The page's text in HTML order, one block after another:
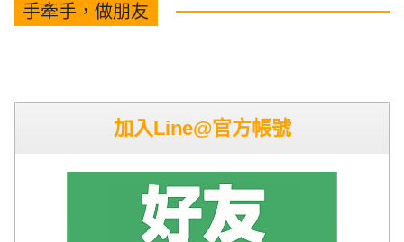
手牽手，做朋友
加入Line@官方帳號